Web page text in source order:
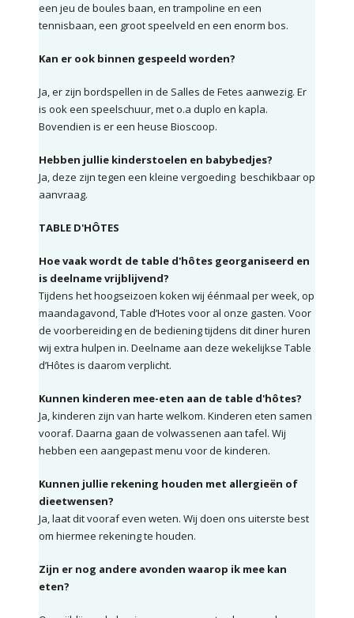
een jeu de boules baan, en trampoline en een
tennisbaan, een groot speelveld en een enorm bos.
Kan er ook binnen gespeeld worden?
Ja, er zijn bordspellen in de Salles de Fetes aanwezig. Er
is ook een speelschuur, met o.a duplo en kapla.
Bovendien is er een heuse Bioscoop.
Hebben jullie kinderstoelen en babybedjes?
Ja, deze zijn tegen een kleine vergoeding beschikbaar op
aanvraag.
TABLE D'HÔTES
Hoe vaak wordt de table d'hôtes georganiseerd en
is deelname vrijblijvend?
Tijdens het hoogseizoen koken wij éénmaal per week, op
maandagavond, Table d’Hotes voor al onze gasten. Voor
de voorbereiding en de bediening tijdens dit diner huren
wij extra hulpen in. Deelname aan deze wekelijkse Table
d’Hôtes is daarom verplicht.
Kunnen kinderen mee-eten aan de table d'hôtes?
Ja, kinderen zijn van harte welkom. Kinderen eten samen
vooraf. Daarna gaan de volwassenen aan tafel. Wij
hebben een aangepast menu voor de kinderen.
Kunnen jullie rekening houden met allergieën of
dieetwensen?
Ja, laat dit vooraf even weten. Wij doen ons uiterste best
om hiermee rekening te houden.
Zijn er nog andere avonden waarop ik mee kan
eten?